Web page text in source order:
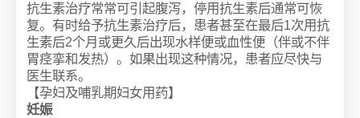
抗生素治疗常常可引起腹泻，停用抗生素后通常可恢
复。有时给予抗生素治疗后，患者甚至在最后1次用抗
生素后2个月或更久后出现水样便或血性便（伴或不伴
胃痉挛和发热）。如果出现这种情况，患者应尽快与
医生联系。
【孕妇及哺乳期妇女用药】
妊娠